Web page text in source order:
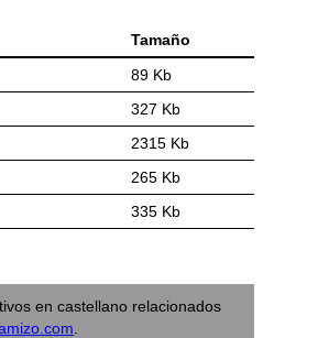
Tamaño
89 Kb
327 Kb
2315 Kb
265 Kb
335 Kb
en castellano relacionados